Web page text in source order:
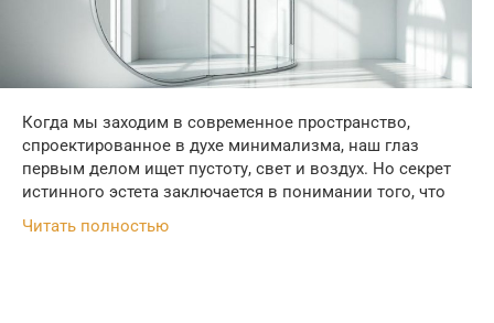
Когда мы заходим в современное пространство,
спроектированное в духе минимализма, наш глаз
первым делом ищет пустоту, свет и воздух. Но секрет
истинного эстета заключается в понимании того, что
Читать полностью